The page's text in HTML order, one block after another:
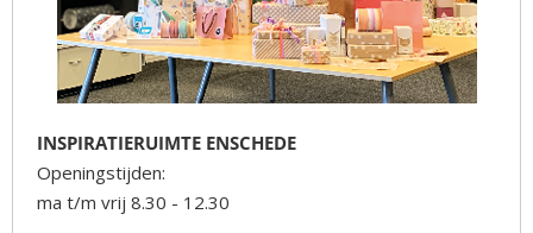
INSPIRATIERUIMTE ENSCHEDE
Openingstijden:
ma t/m vrij 8.30 - 12.30